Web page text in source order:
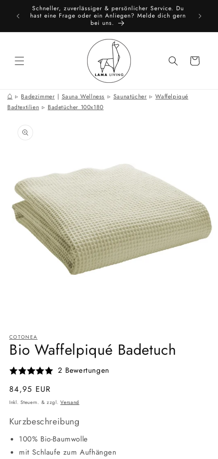
zum
Inhalt
Schneller, zuverlässiger & persönlicher Service. Du
hast eine Frage oder ein Anliegen? Melde dich gern
bei uns.
Warenkorb
⌂ Badezimmer | Sauna Wellness Saunatücher
Waffelpiqué
Badtextilien
Badetücher 100x180
in
Modal
öffnen
COTONEA
Bio Waffelpiqué Badetuch
2 Bewertungen
Normaler
Preis
84,95 EUR
Inkl. Steuern. & zzgl.Versand
Kurzbeschreibung
100% Bio-Baumwolle
mit Schlaufe zum Aufhängen